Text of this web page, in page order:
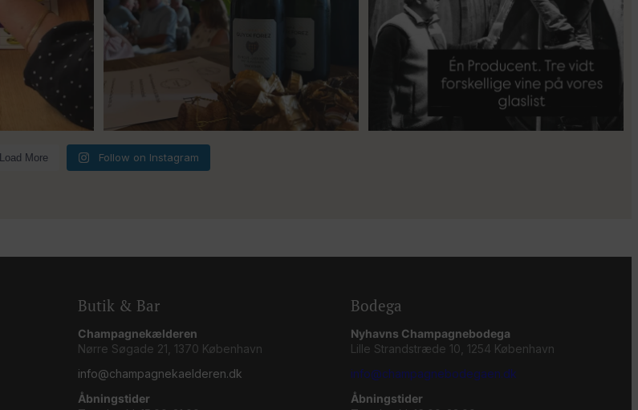
Load More Follow on Instagram
Butik & Bar
Champagnekælderen
Nørre Søgade 21, 1370 København
info@champagnekaelderen.dk
Åbningstider
Bodega
Nyhavns Champagnebodega
Lille Strandstræde 10, 1254 København
info@champagnebodegaen.dk
Åbningstider